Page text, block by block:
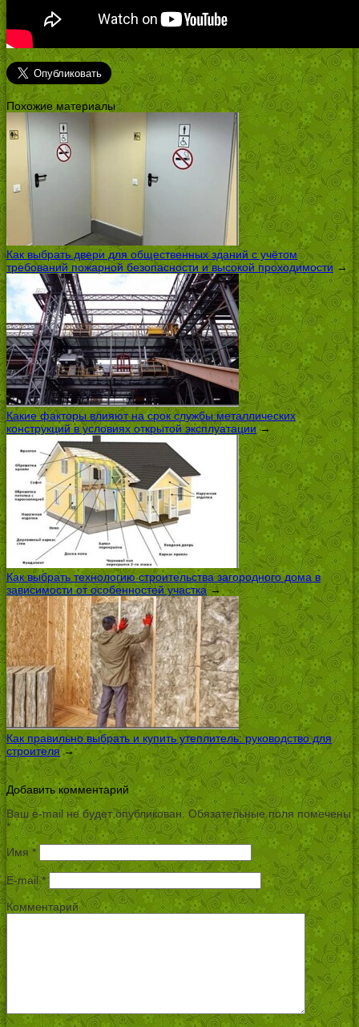
Похожие материалы
Как выбрать двери для общественных зданий с учётом
требований пожарной безопасности и высокой проходимости →
Какие факторы влияют на срок службы металлических
конструкций в условиях открытой эксплуатации →
Как выбрать технологию строительства загородного дома в
зависимости от особенностей участка→
Как правильно выбрать и купить утеплитель: руководство для
строителя→
Добавить комментарий
Ваш e-mail не будет опубликован. Обязательные поля помечены
*
Имя *
E-mail*
Комментарий